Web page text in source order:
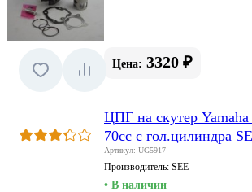
Цена: 3320 ₽
ЦПГ на скутер
70cc c гол.цилиндра
Артикул: UG5917
Производитель: SEE
• В наличии